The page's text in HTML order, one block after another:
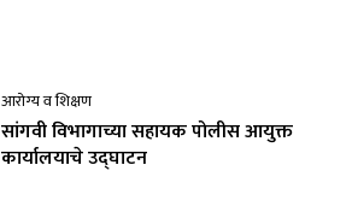
आरोग्य व शिक्षण
सांगवी विभागाच्या सहायक पोलीस आयुक्त
कार्यालयाचे उद्घाटन